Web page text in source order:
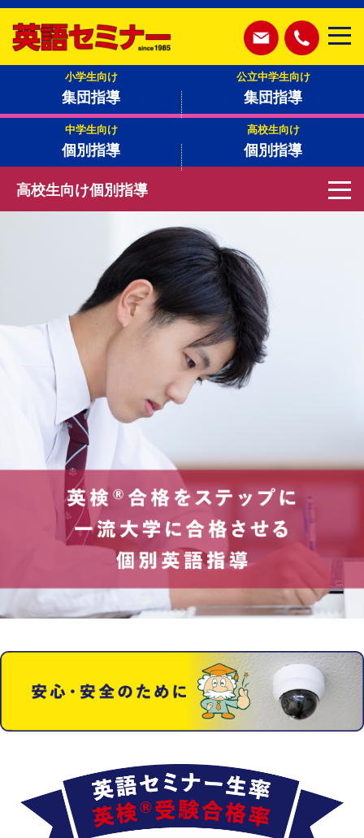
小学生向け
集団指導
公立中学生向け
集団指導
中学生向け
個別指導
高校生向け
個別指導
高校生向け個別指導